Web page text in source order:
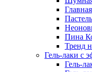
Пина
Тренд
Гель-лаки с
Гель-